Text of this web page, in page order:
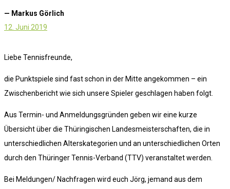
— Markus Görlich
12. Juni 2019
Liebe Tennisfreunde,
die Punktspiele sind fast schon in der Mitte angekommen – ein
Zwischenbericht wie sich unsere Spieler geschlagen haben folgt.
Aus Termin- und Anmeldungsgründen geben wir eine kurze
Übersicht über die Thüringischen Landesmeisterschaften, die in
unterschiedlichen Alterskategorien und an unterschiedlichen Orten
durch den Thüringer Tennis-Verband (TTV) veranstaltet werden.
Bei Meldungen/ Nachfragen wird euch Jörg, jemand aus dem